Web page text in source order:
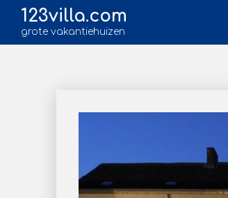
123villa.com
grote vakantiehuizen